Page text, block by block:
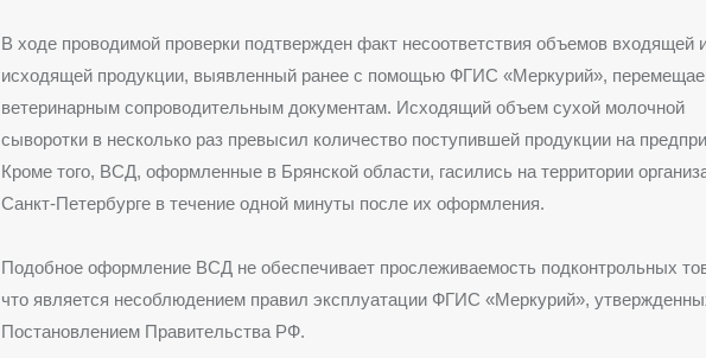
В ходе проводимой проверки подтвержден факт несоответствия объемов входящей
исходящей продукции, выявленный ранее с помощью ФГИС «Меркурий»,
ветеринарным сопроводительным документам. Исходящий объем сухой молочной
сыворотки в несколько раз превысил количество поступившей продукции на
Кроме того, ВСД, оформленные в Брянской области, гасились на территории
Санкт-Петербурге в течение одной минуты после их оформления.
Подобное оформление ВСД не обеспечивает прослеживаемость подконтрольных
что является несоблюдением правил эксплуатации ФГИС «Меркурий»,
Постановлением Правительства РФ.